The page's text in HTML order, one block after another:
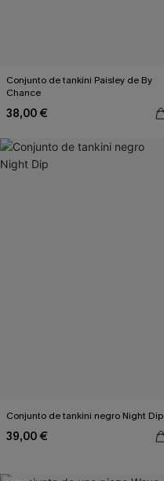
Conjunto de tankini Paisley de By
Chance
38,00 €
Conjunto de tankini negro Night Dip
39,00 €